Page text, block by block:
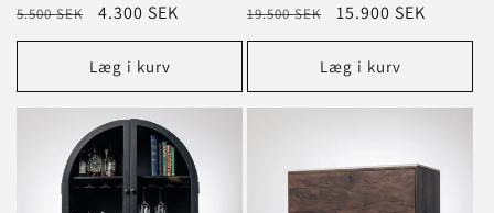
Normalpris
5.500 SEK Tilbudspris
4.300 SEK
Læg i kurv
Normalpris
19.500 SEK Tilbudspris
15.900 SEK
Læg i kurv